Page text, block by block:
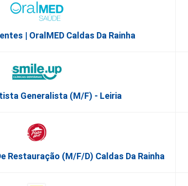
| OralMED Caldas Da Rainha
Generalista (M/F) - Leiria
Restauração (m/f/d) Caldas Da Rainha